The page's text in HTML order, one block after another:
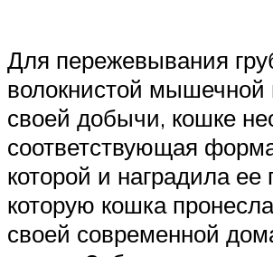
Для пережевывания
волокнистой мышечной
своей добычи, кошке
соответствующая
которой и наградила ее
которую кошка
своей современной